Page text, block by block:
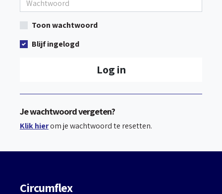
Toon wachtwoord
Blijf ingelogd
Log in
Je wachtwoord vergeten?
Klik hierom je wachtwoord te resetten.
Circumflex